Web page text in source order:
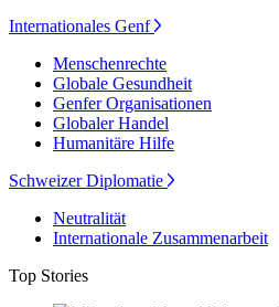
Internationales Genf
Menschenrechte
Globale Gesundheit
Genfer Organisationen
Globaler Handel
Humanitäre Hilfe
Schweizer Diplomatie
Neutralität
Internationale Zusammenarbeit
Top Stories